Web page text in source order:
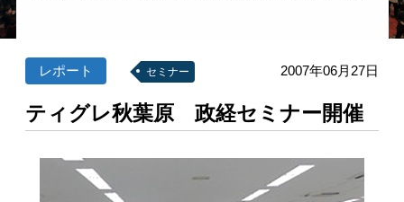
レポート セミナー 2007年06月27日
ティグレ秋葉原 政経セミナー開催